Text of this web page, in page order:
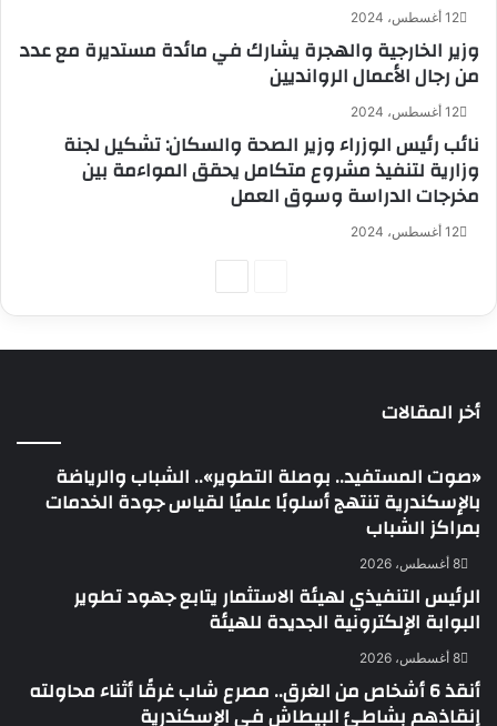
12 أغسطس، 2024
وزير الخارجية والهجرة يشارك في مائدة مستديرة مع عدد
من رجال الأعمال الروانديين
12 أغسطس، 2024
نائب رئيس الوزراء وزير الصحة والسكان: تشكيل لجنة
وزارية لتنفيذ مشروع متكامل يحقق المواءمة بين
مخرجات الدراسة وسوق العمل
12 أغسطس، 2024
أخر المقالات
«صوت المستفيد.. بوصلة التطوير».. الشباب والرياضة
بالإسكندرية تنتهج أسلوبًا علميًا لقياس جودة الخدمات
بمراكز الشباب
8 أغسطس، 2026
الرئيس التنفيذي لهيئة الاستثمار يتابع جهود تطوير
البوابة الإلكترونية الجديدة للهيئة
8 أغسطس، 2026
أنقذ 6 أشخاص من الغرق.. مصرع شاب غرقًا أثناء محاولته
إنقاذهم بشاطئ البيطاش في الإسكندرية